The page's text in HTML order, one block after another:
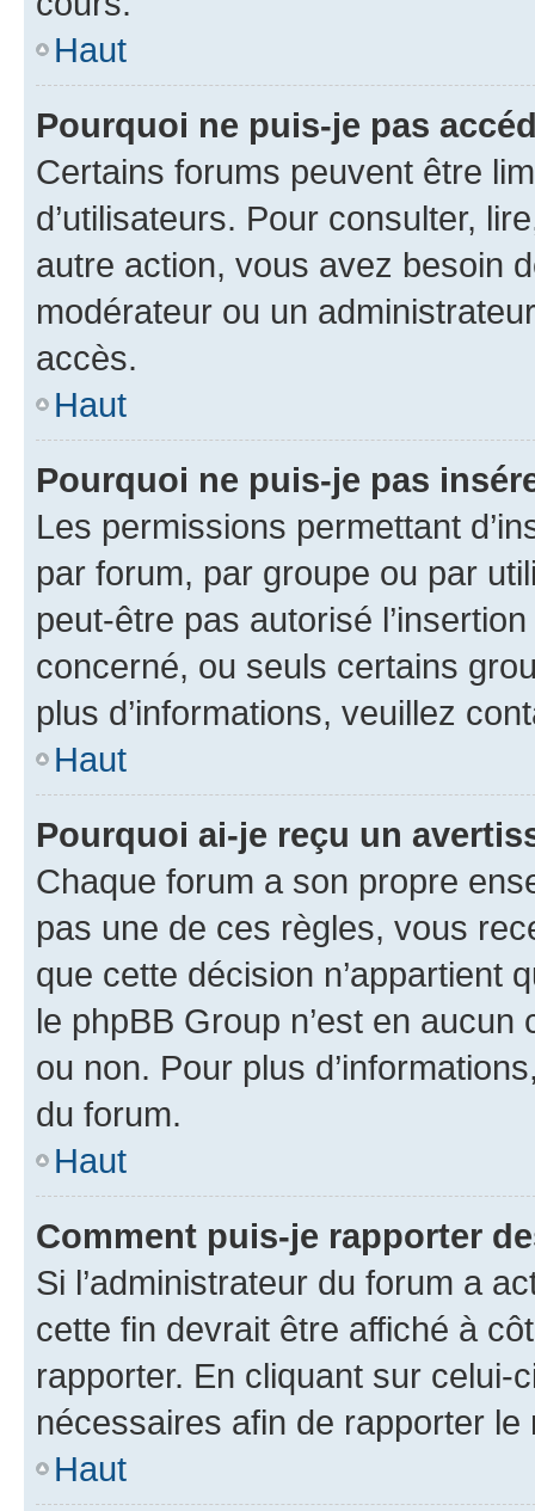
Haut
Pourquoi ne puis-je pas
Certains forums peuvent être
d’utilisateurs. Pour consulter,
autre action, vous avez besoin
modérateur ou un
accès.
Haut
Pourquoi ne puis-je pas
Les permissions permettant
par forum, par groupe ou par
peut-être pas autorisé
concerné, ou seuls certains
plus d’informations, veuillez
Haut
Pourquoi ai-je reçu un
Chaque forum a son propre
pas une de ces règles, vous
que cette décision n’appartient
le phpBB Group n’est en
ou non. Pour plus
du forum.
Haut
Comment puis-je rapporter
Si l’administrateur du forum a
cette fin devrait être affiché à
rapporter. En cliquant sur
nécessaires afin de rapporter le
Haut